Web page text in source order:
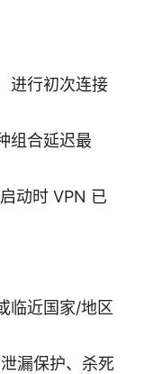
进行初次连接
组合延迟最
动时 VPN 已
临近国家/地区
漏保护、杀死